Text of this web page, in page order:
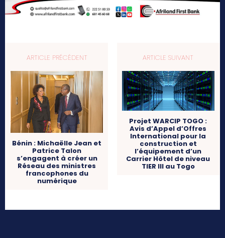
ARTICLE PRÉCÉDENT
Bénin : Michaëlle Jean et
Patrice Talon
s’engagent à créer un
Réseau des ministres
francophones du
numérique
ARTICLE SUIVANT
Projet WARCIP TOGO :
Avis d’Appel d’Offres
International pour la
construction et
l’équipement d’un
Carrier Hôtel de niveau
TIER III au Togo